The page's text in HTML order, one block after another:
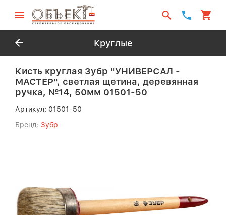
Круглые
Кисть круглая Зубр "УНИВЕРСАЛ -
МАСТЕР", светлая щетина, деревянная
ручка, №14, 50мм 01501-50
Артикул: 01501-50
Бренд: Зубр